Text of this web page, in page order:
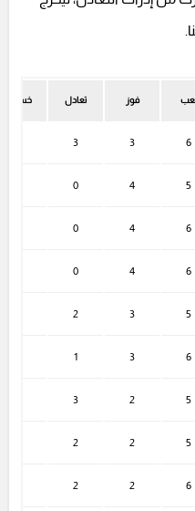
فوز تعادل خسارة
6
3
3
5
4
0
6
4
0
6
4
0
5
3
2
6
3
1
5
2
3
5
2
2
6
2
2